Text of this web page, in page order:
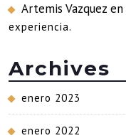
Artemis Vazquez en
experiencia.
Archives
enero 2023
enero 2022